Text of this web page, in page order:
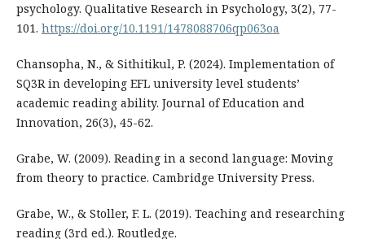
psychology. Qualitative Research in Psychology, 3(2), 77-
101. https://doi.org/10.1191/1478088706qp063oa
Chansopha, N., & Sithitikul, P. (2024). Implementation of
SQ3R in developing EFL university level students’
academic reading ability. Journal of Education and
Innovation, 26(3), 45-62.
Grabe, W. (2009). Reading in a second language: Moving
from theory to practice. Cambridge University Press.
Grabe, W., & Stoller, F. L. (2019). Teaching and researching
reading (3rd ed.). Routledge.